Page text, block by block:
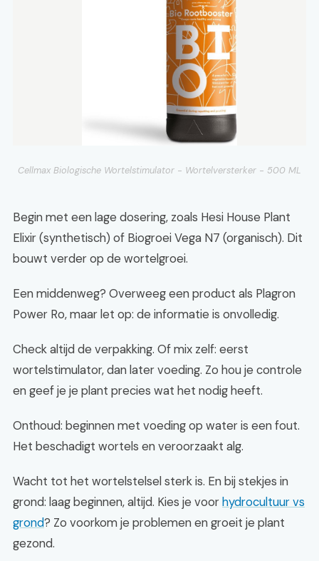
Cellmax Biologische Wortelstimulator - Wortelversterker - 500 ML
Begin met een lage dosering, zoals Hesi House Plant
Elixir (synthetisch) of Biogroei Vega N7 (organisch). Dit
bouwt verder op de wortelgroei.
Een middenweg? Overweeg een product als Plagron
Power Ro, maar let op: de informatie is onvolledig.
Check altijd de verpakking. Of mix zelf: eerst
wortelstimulator, dan later voeding. Zo hou je controle
en geef je je plant precies wat het nodig heeft.
Onthoud: beginnen met voeding op water is een fout.
Het beschadigt wortels en veroorzaakt alg.
Wacht tot het wortelstelsel sterk is. En bij stekjes in
grond: laag beginnen, altijd. Kies je voorhydrocultuur vs
grond? Zo voorkom je problemen en groeit je plant
gezond.